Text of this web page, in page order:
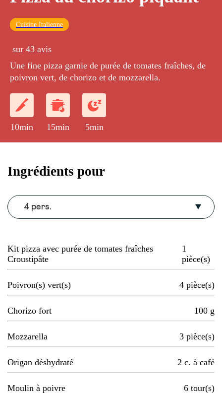
Cuisine Italienne
sur 43 avis
Une fine pizza garnie de purée de tomates fraîches, de
poivron vert, de chorizo et de mozzarella.
10min 15min 5min
Ingrédients pour
4 pers.
Kit pizza avec purée de tomates fraîches
Croustipâte
1
pièce(s)
Poivron(s) vert(s) 4 pièce(s)
Chorizo fort 100 g
Mozzarella 3 pièce(s)
Origan déshydraté 2 c. à café
Moulin à poivre 6 tour(s)